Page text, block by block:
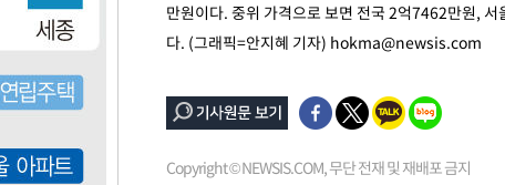
만원이다. 중위 가격으로 보면 전국 2억7462만원,
다. (그래픽=안지혜 기자) hokma@newsis.com
Copyright © NEWSIS.COM, 무단 전재 및 재배포 금지